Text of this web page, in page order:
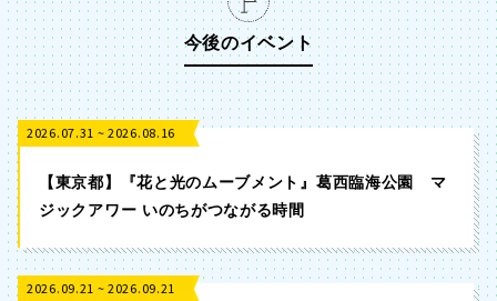
今後のイベント
2026.07.31 ~ 2026.08.16
【東京都】『花と光のムーブメント』葛西臨海公園 マ
ジックアワー いのちがつながる時間
2026.09.21 ~ 2026.09.21